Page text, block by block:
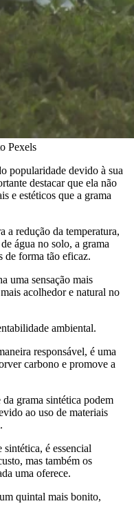
Pexels
popularidade devido à sua
destacar que ela não
e estéticos que a grama
a redução da temperatura,
água no solo, a grama
de forma tão eficaz.
uma sensação mais
acolhedor e natural no
ambiental.
responsável, é uma
carbono e promove a
grama sintética podem
ao uso de materiais
é essencial
mas também os
uma oferece.
quintal mais bonito,